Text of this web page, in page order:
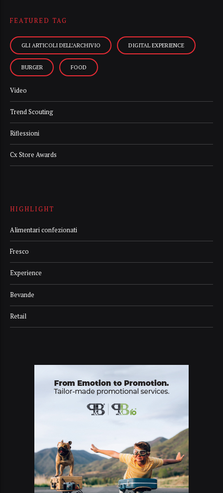
FEATURED TAG
GLI ARTICOLI DELL’ARCHIVIO DIGITAL EXPERIENCE
BURGER FOOD
Video
Trend Scouting
Riflessioni
Cx Store Awards
HIGHLIGHT
Alimentari confezionati
Fresco
Experience
Bevande
Retail